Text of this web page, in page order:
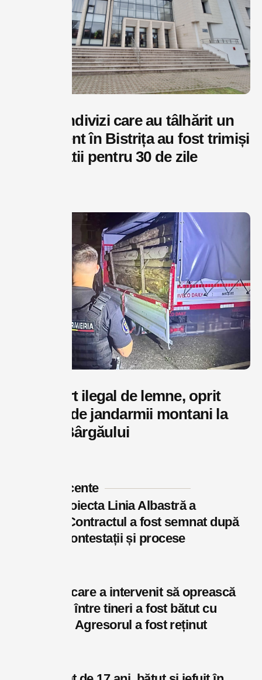
Cei trei indivizi care au tâlhărit un
adolescent în Bistrița au fost trimiși
după gratii pentru 30 de zile
Transport ilegal de lemne, oprit
noaptea de jandarmii montani la
Bistrița Bârgăului
Postări recente
Cine va proiecta Linia Albastră a
Bistriței? Contractul a fost semnat după
un an de contestații și procese
Un bărbat care a intervenit să oprească
un conflict între tineri a fost bătut cu
brutalitate. Agresorul a fost reținut